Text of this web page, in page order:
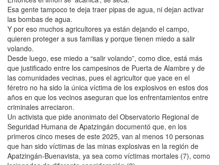
Esa gente tampoco te deja traer pipas de agua, ni dejan activar
las bombas de agua.
Y por eso muchos agricultores ya están dejando el campo,
quieren proteger a sus familias y porque tienen miedo a salir
volando.
Desde luego, ese miedo a “salir volando”, como dice, está más
que justificado entre los campesinos de Puerta de Alambre y de
las comunidades vecinas, pues el agricultor que yace en el
féretro no ha sido la única víctima de los explosivos en estos dos
años en que los vecinos aseguran que los enfrentamientos entre
criminales arreciaron.
Un activista que pide anonimato del Observatorio Regional de
Seguridad Humana de Apatzingán documentó que, en los
primeros cinco meses de este 2025, van al menos 10 personas
que han sido víctimas de las minas explosivas en la región de
Apatzingán-Buenavista, ya sea como víctimas mortales (7), como